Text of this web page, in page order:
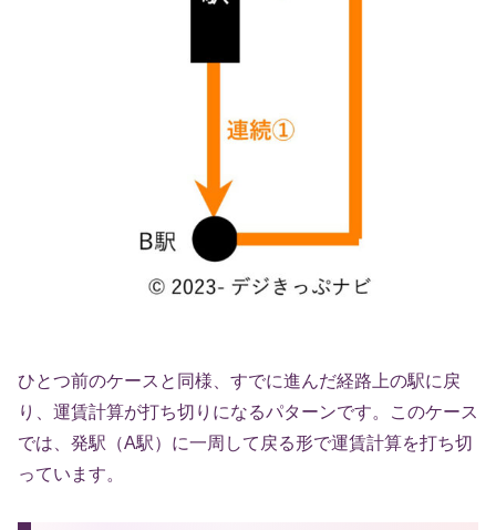
ひとつ前のケースと同様、すでに進んだ経路上の駅に戻
り、運賃計算が打ち切りになるパターンです。このケース
では、発駅（A駅）に一周して戻る形で運賃計算を打ち切
っています。